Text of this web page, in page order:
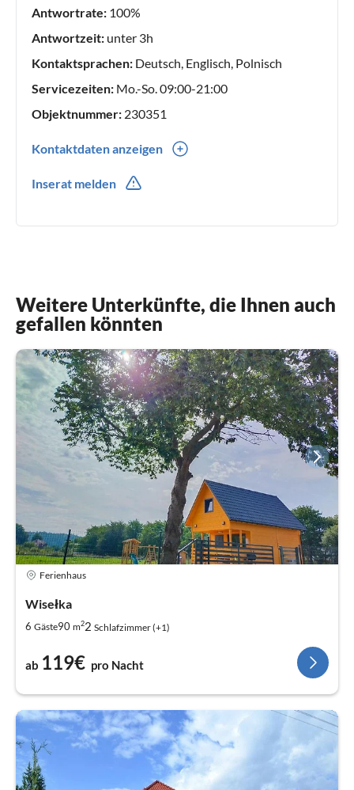
Antwortrate: 100%
Antwortzeit: unter 3h
Kontaktsprachen: Deutsch, Englisch, Polnisch
Servicezeiten: Mo.-So. 09:00-21:00
Objektnummer: 230351
Kontaktdaten anzeigen
Inserat melden
Weitere Unterkünfte, die Ihnen auch
gefallen könnten
Ferienhaus
Wisełka
6 Gäste90 m22 Schlafzimmer (+1)
ab 119€ pro Nacht